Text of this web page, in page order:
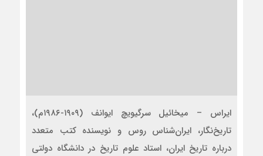
ایراس – میخائیل سرگیویچ ایوانف (۱۹۰۹-۱۹۸۶م)،
تاریخ‌نگار، ایران‌شناس روس و نویسنده کتب متعدد
درباره تاریخ ایران، استاد علوم تاریخ در دانشگاه دولتى